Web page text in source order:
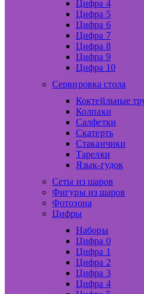
Цифра 4
Цифра 5
Цифра 6
Цифра 7
Цифра 8
Цифра 9
Цифра 10
Сервировка стола
Коктейльные
Колпаки
Салфетки
Скатерть
Стаканчики
Тарелки
Язык-гудок
Сеты из шаров
Фигуры из шаров
Фотозона
Цифры
Наборы
Цифра 0
Цифра 1
Цифра 2
Цифра 3
Цифра 4